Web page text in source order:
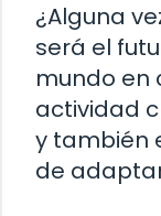
¿Alguna
será el
mundo en
actividad
y también
de